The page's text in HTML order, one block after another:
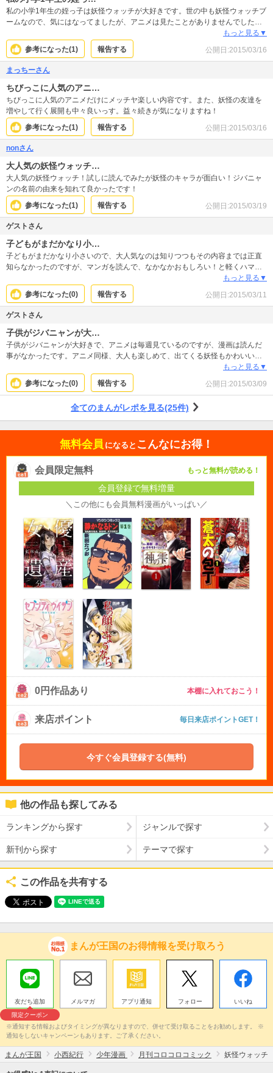
私の小学1年生の姪っ子は妖怪ウォッチが大好きです。世の中も妖怪ウォッチブ
ームなので、気にはなってましたが、アニメは見たことがありませんでした。
たまたまココのサイトで漫画を見つけて読みましたが、大人が読んでも面白い
漫画だな〜と思いました。もっと読み進めてみようと思います！
もっと見る▼
参考になった(1) 報告する 公開日:2015/03/16
まっちーさん
ちびっこに人気のアニ…
ちびっこに人気のアニメだけにメッチヤ楽しい内容です。また、妖怪の友達を
増やして行く展開も中々良いっす。益々続きが気になりますね！
参考になった(1) 報告する 公開日:2015/03/16
nonさん
大人気の妖怪ウォッチ…
大人気の妖怪ウォッチ！試しに読んでみたが妖怪のキャラが面白い！ジバニャ
ンの名前の由来を知れて良かったです！
参考になった(1) 報告する 公開日:2015/03/19
ゲストさん
子どもがまだかなり小…
子どもがまだかなり小さいので、大人気なのは知りつつもその内容までは正直
知らなかったのですが、マンガを読んで、なかなかおもしろい！と軽くハマり
ました(笑)妖怪「ウォッチ」って、そういう意味だったんだ～という、本当に初
歩からの認識ですが。近所の子どもたちの話題について行けそうです(笑)
もっと見る▼
参考になった(0) 報告する 公開日:2015/03/11
ゲストさん
子供がジバニャンが大…
子供がジバニャンが大好きで、アニメは毎週見ているのですが、漫画は読んだ
事がなかったです。アニメ同様、大人も楽しめて、出てくる妖怪もかわいい
し、さすが人気なだけあるなって思います。鬼○郎に次ぐ、妖怪漫画の新定番で
すね。
もっと見る▼
参考になった(0) 報告する 公開日:2015/03/09
全てのまんがレポを見る(25件)
無料会員 になると こんなにお得！
会員限定無料 もっと無料が読める！
会員登録で無料増量
＼この他にも会員無料漫画がいっぱい／
0円作品あり 本棚に入れておこう！
来店ポイント 毎日来店ポイントGET！
今すぐ会員登録する(無料)
他の作品も探してみる
ランキングから探す ジャンルで探す
新刊から探す テーマで探す
この作品を共有する
まんが王国のお得情報を受け取ろう
友だち追加
限定クーポン
メルマガ アプリ通知 フォロー いいね
※通知する情報およびタイミングが異なりますので、併せて受け取ることをお勧めします。 ※
通知をしないキャンペーンもあります。ご了承ください。
まんが王国 小西紀行 少年漫画 月刊コロコロコミック 妖怪ウォッチ